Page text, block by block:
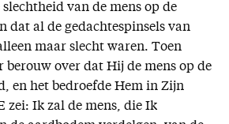
van de mens op de
dat al de gedachtespinsels van
maar slecht waren. Toen
berouw over dat Hij de mens op de
en het bedroefde Hem in Zijn
zei: Ik zal de mens, die Ik